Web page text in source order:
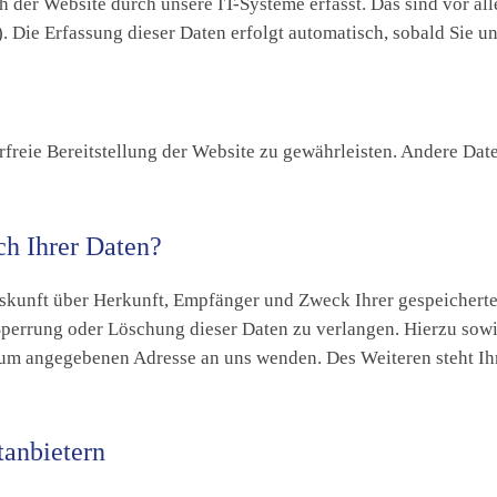
Erfassung dieser Daten erfolgt automatisch, sobald Sie
Bereitstellung der Website zu gewährleisten. Andere
Ihrer Daten?
über Herkunft, Empfänger und Zweck Ihrer
oder Löschung dieser Daten zu verlangen. Hierzu
angegebenen Adresse an uns wenden. Des Weiteren steht